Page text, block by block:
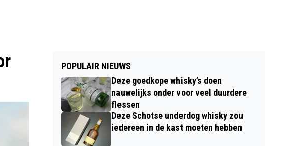
POPULAIR NIEUWS
Deze goedkope whisky’s doen
nauwelijks onder voor veel duurdere
flessen
Deze Schotse underdog whisky zou
iedereen in de kast moeten hebben